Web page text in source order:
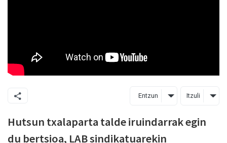
Entzun Itzuli
Hutsun txalaparta talde iruindarrak egin
du bertsioa, LAB sindikatuarekin